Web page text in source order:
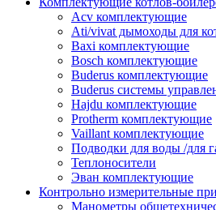
Acv комплектующие
Ati/vivat дымоходы для
Baxi комплектующие
Bosch комплектующие
Buderus комплектующие
Buderus системы
Hajdu комплектующие
Protherm комплектующие
Vaillant комплектующие
Подводки для воды /для
Теплоносители
Эван комплектующие
Контрольно измерительные
Манометры